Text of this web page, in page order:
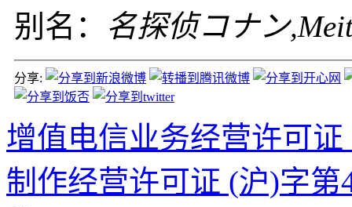
别名： 名探侦コナン
分享:
增值电信业务经营许可证
制作经营许可证 (沪)字第